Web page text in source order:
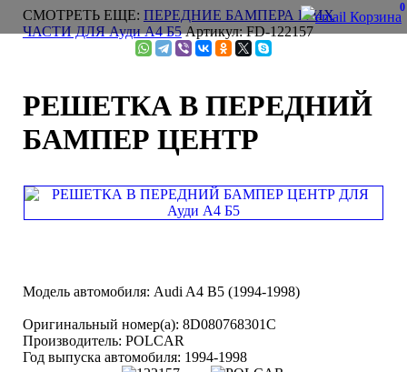
СМОТРЕТЬ ЕЩЕ: ПЕРЕДНИЕ БАМПЕРА И ИХ
ЧАСТИ ДЛЯ Ауди А4 Б5 Артикул: FD-122157
РЕШЕТКА В ПЕРЕДНИЙ
БАМПЕР ЦЕНТР
Модель автомобиля: Audi A4 B5 (1994-1998)
Оригинальный номер(а): 8D080768301C
Производитель: POLCAR
Год выпуска автомобиля: 1994-1998
Корзина
0